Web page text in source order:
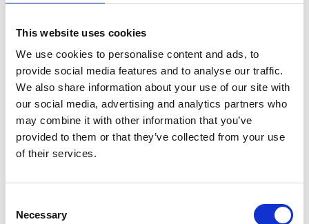
This website uses cookies
We use cookies to personalise content and ads, to
provide social media features and to analyse our traffic.
We also share information about your use of our site with
our social media, advertising and analytics partners who
may combine it with other information that you’ve
provided to them or that they’ve collected from your use
of their services.
Selection
Necessary
7 Agosto 2026
Nel primo semestre è aumentata fortemente la
costruzione di nuove abitazioni
Repubblica Ceca